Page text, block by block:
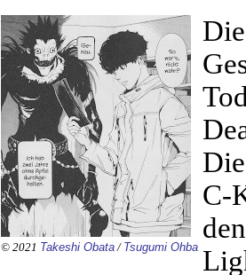
© 2021 Takeshi Obata/ Tsugumi Ohba
C-